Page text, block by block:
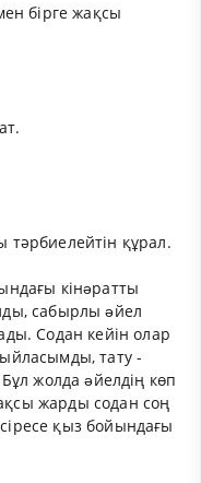
бірге жақсы
құрал.
кінəратты
сабырлы əйел
Содан кейін олар
тату -
жолда əйелдің көп
жарды содан соң
қыз бойындағы